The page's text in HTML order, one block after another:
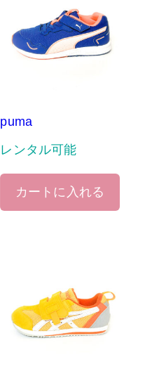
puma
レンタル可能
カートに入れる